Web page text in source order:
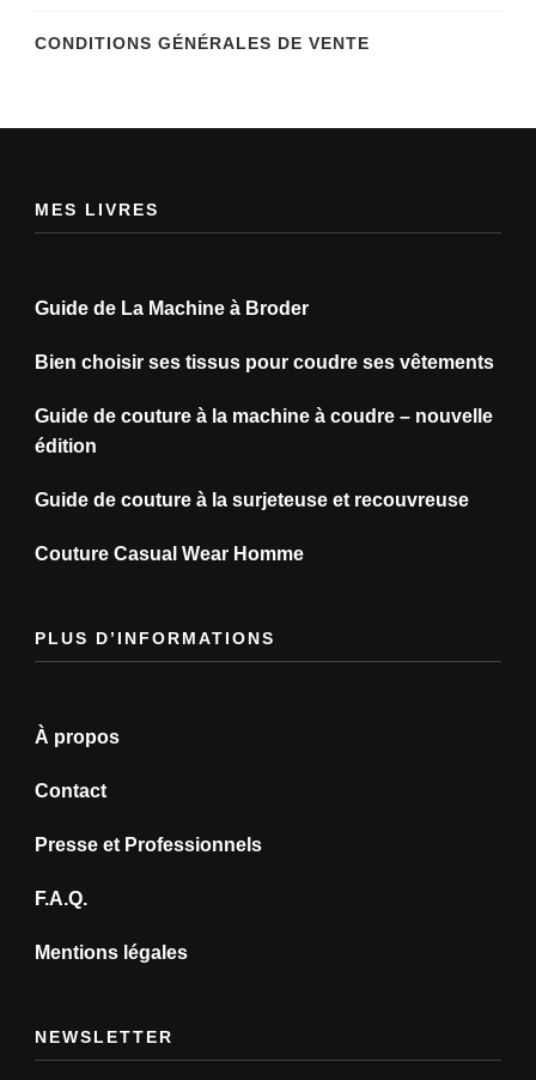
CONDITIONS GÉNÉRALES DE VENTE
MES LIVRES
Guide de La Machine à Broder
Bien choisir ses tissus pour coudre ses vêtements
Guide de couture à la machine à coudre – nouvelle
édition
Guide de couture à la surjeteuse et recouvreuse
Couture Casual Wear Homme
PLUS D’INFORMATIONS
À propos
Contact
Presse et Professionnels
F.A.Q.
Mentions légales
NEWSLETTER